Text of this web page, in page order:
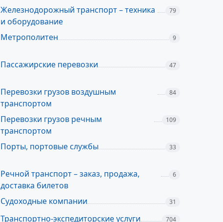
Железнодорожный транспорт – техника
и оборудование
79
Метрополитен 9
Пассажирские перевозки 47
Перевозки грузов воздушным
транспортом
84
Перевозки грузов речным
транспортом
109
Порты, портовые службы 33
Речной транспорт – заказ, продажа,
доставка билетов
6
Судоходные компании 31
Транспортно-экспедиторские услуги 704